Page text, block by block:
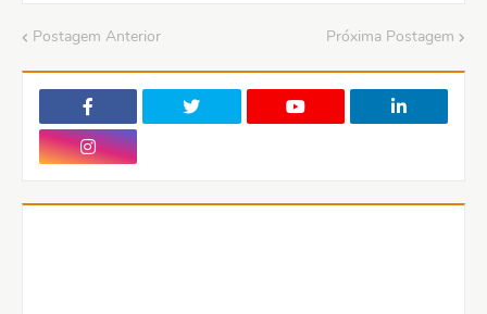
Postagem Anterior Próxima Postagem